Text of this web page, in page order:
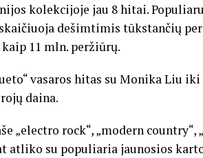
kolekcijoje jau 8 hitai.
dešimtimis tūkstančių
11 mln. peržiūrų.
vasaros hitas su Monika Liu
daina.
„electro rock“, „modern
atliko su populiaria jaunosios